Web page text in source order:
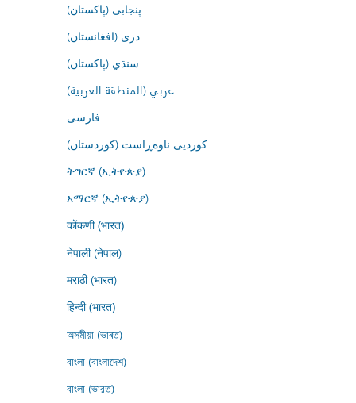
پنجابی (پاکستان)
درى (افغانستان)
سنڌي (پاکستان)
عربي (المنطقة العربية)
فارسى
کوردیی ناوەڕاست (کوردستان)
ትግርኛ (ኢትዮጵያ)
አማርኛ (ኢትዮጵያ)
कोंकणी (भारत)
नेपाली (नेपाल)
मराठी (भारत)
हिन्दी (भारत)
অসমীয়া (ভাৰত)
বাংলা (বাংলাদেশ)
বাংলা (ভারত)